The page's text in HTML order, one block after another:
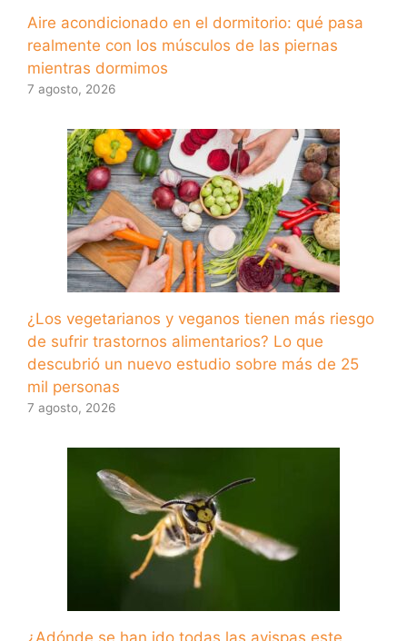
Aire acondicionado en el dormitorio: qué pasa
realmente con los músculos de las piernas
mientras dormimos
7 agosto, 2026
¿Los vegetarianos y veganos tienen más riesgo
de sufrir trastornos alimentarios? Lo que
descubrió un nuevo estudio sobre más de 25
mil personas
7 agosto, 2026
¿Adónde se han ido todas las avispas este